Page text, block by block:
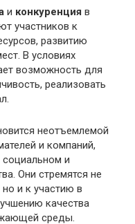
и конкуренция в
участников к
развитию
В условиях
возможность для
реализовать
неотъемлемой
и компаний,
и
Они стремятся не
и к участию в
качества
среды.